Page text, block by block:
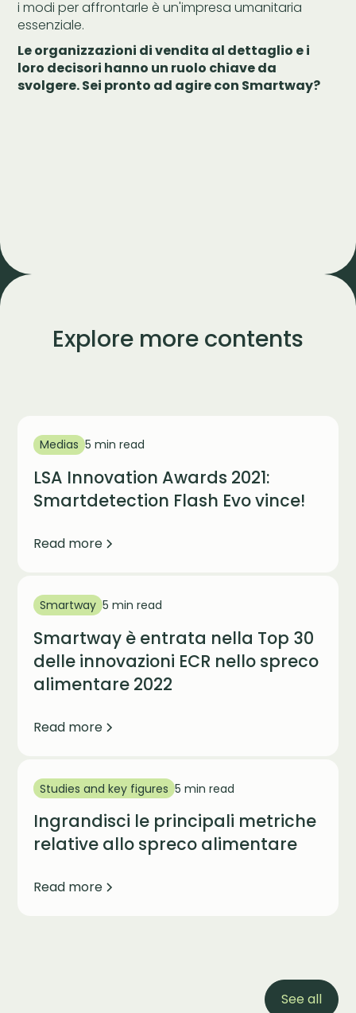
i modi per affrontarle è un'impresa umanitaria
essenziale.
Le organizzazioni di vendita al dettaglio e i
loro decisori hanno un ruolo chiave da
svolgere. Sei pronto ad agire con Smartway?
Explore more contents
Medias 5 min read
LSA Innovation Awards 2021:
Smartdetection Flash Evo vince!
Read more
Smartway 5 min read
Smartway è entrata nella Top 30
delle innovazioni ECR nello spreco
alimentare 2022
Read more
Studies and key figures 5 min read
Ingrandisci le principali metriche
relative allo spreco alimentare
Read more
See all